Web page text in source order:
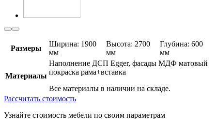
Размеры
Ширина: 1900
мм
Высота: 2700
мм
Глубина: 600
мм
Материалы
Наполнение ДСП Egger, фасады МДФ матовый
покраска рама+вставка
Все материалы в наличии на складе.
Рассчитать стоимость
Узнайте стоимость мебели по своим параметрам